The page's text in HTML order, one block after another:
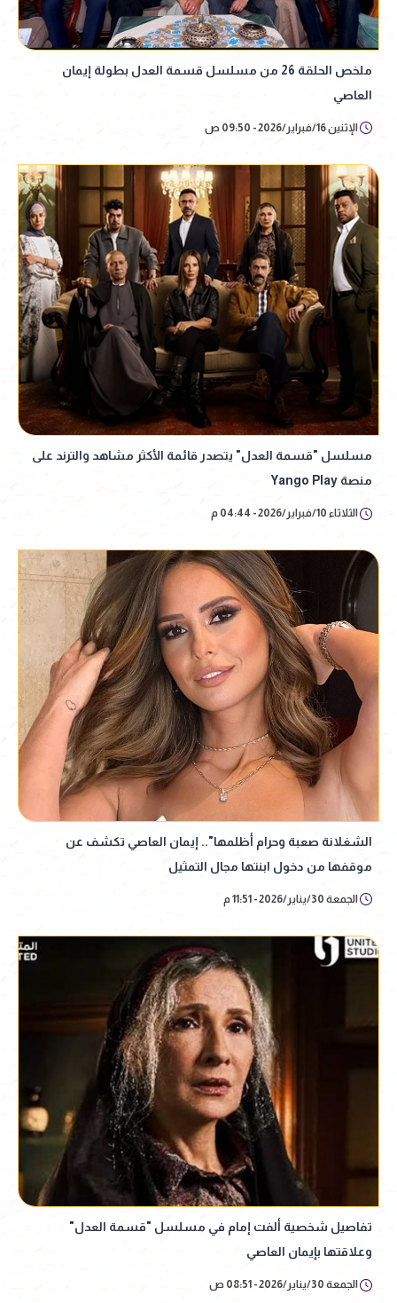
ملخص الحلقة 26 من مسلسل قسمة العدل بطولة إيمان
العاصي
الإثنين 16/فبراير/2026 - 09:50 ص
مسلسل "قسمة العدل" يتصدر قائمة الأكثر مشاهد والترند على
منصة Yango Play
الثلاثاء 10/فبراير/2026 - 04:44 م
الشغلانة صعبة وحرام أظلمها".. إيمان العاصي تكشف عن
موقفها من دخول ابنتها مجال التمثيل
الجمعة 30/يناير/2026 - 11:51 م
تفاصيل شخصية ألفت إمام في مسلسل "قسمة العدل"
وعلاقتها بإيمان العاصي
الجمعة 30/يناير/2026 - 08:51 ص